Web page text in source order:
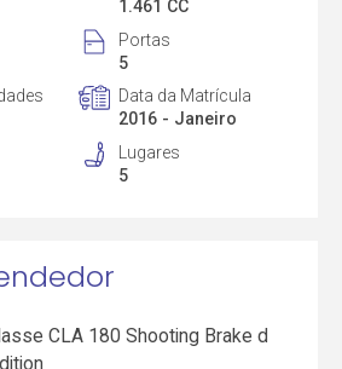
1.461 CC
Portas
5
Data da Matrícula
2016 - Janeiro
Lugares
5
CLA 180 Shooting Brake d